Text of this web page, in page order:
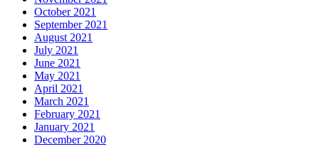
October 2021
September 2021
August 2021
July 2021
June 2021
May 2021
April 2021
March 2021
February 2021
January 2021
December 2020